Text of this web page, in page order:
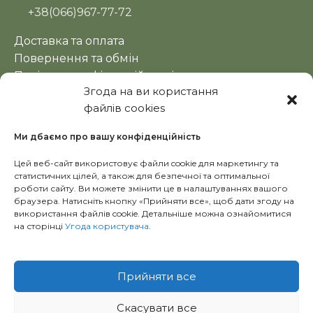
Згода на ви користання
файлів cookies
Ми дбаємо про вашу конфіденційність
Цей веб-сайт використовує файли cookie для маркетингу та
статистичних цілей, а також для безпечної та оптимальної
роботи сайту. Ви можете змінити це в налаштуваннях вашого
браузера. Натисніть кнопку «Прийняти все», щоб дати згоду на
використання файлів cookie. Детальніше можна ознайомитися
на сторінці Угода користувача.
Прийняти все
Скасувати все
+38(066)967-77-72
Доставка та оплата
Повернення та обмін
Політика конфіденційності
Copyright © 2024 Ecolavka.kh.ua